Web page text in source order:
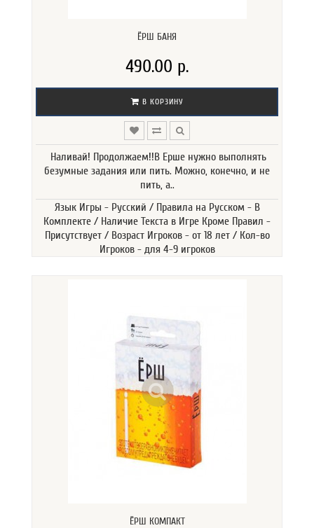
ЁРШ БАНЯ
490.00 р.
В КОРЗИНУ
Наливай! Продолжаем!!В Ерше нужно выполнять
безумные задания или пить. Можно, конечно, и не
пить, а..
Язык Игры - Русский / Правила на Русском - В
Комплекте / Наличие Текста в Игре Кроме Правил -
Присутствует / Возраст Игроков - от 18 лет / Кол-во
Игроков - для 4-9 игроков
ЁРШ КОМПАКТ